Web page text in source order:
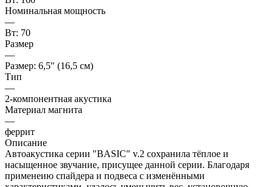
Номинальная мощность
—
Вт: 70
Размер
—
Размер: 6,5" (16,5 см)
Тип
—
2-компонентная акустика
Материал магнита
—
феррит
Описание
Автоакустика серии "BASIC" v.2 сохранила тёплое и
насыщенное звучание, присущее данной серии. Благодаря
применеию спайдера и подвеса с изменёнными